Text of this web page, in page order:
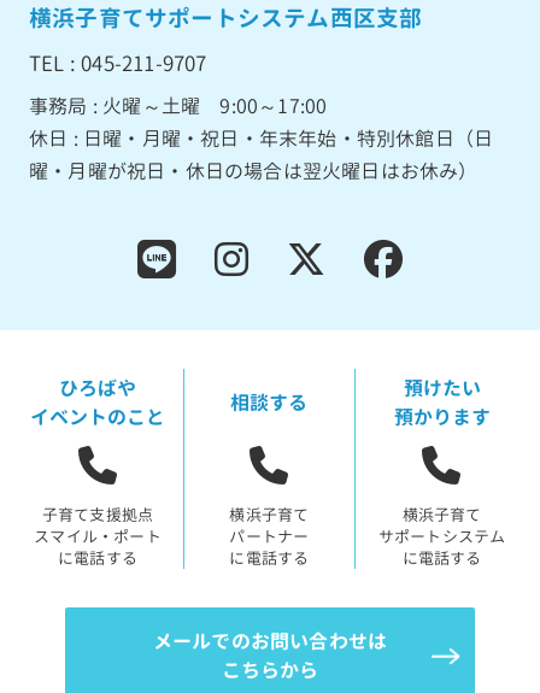
横浜子育てサポートシステム西区支部
TEL : 045-211-9707
事務局 : 火曜～土曜 9:00～17:00
休日 : 日曜・月曜・祝日・年末年始・特別休館日（日
曜・月曜が祝日・休日の場合は翌火曜日はお休み）
ひろばや
イベントのこと
子育て支援拠点
スマイル・ポート
に電話する
相談する
横浜子育て
パートナー
に電話する
預けたい
預かります
横浜子育て
サポートシステム
に電話する
メールでのお問い合わせは
こちらから